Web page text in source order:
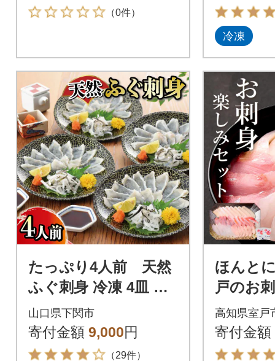
（0件）
冷凍
たっぷり4人前 天然
ふぐ刺身 冷凍 4皿 フ
グ刺し FG018
山口県下関市
寄付金額 9,000円
（29件）
ほんと
戸のお
り合わ
介類 さ
高知県室戸
寄付金額